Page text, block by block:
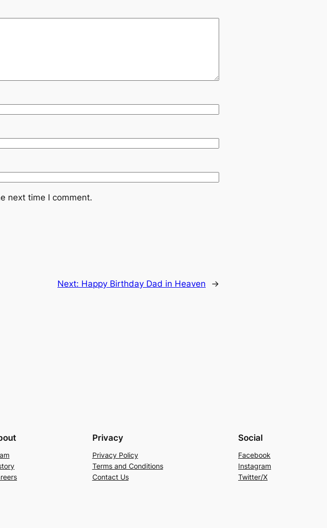
next time I comment.
Next: Happy Birthday Dad in Heaven →
Privacy
Privacy Policy
Terms and Conditions
Contact Us
Social
Facebook
Instagram
Twitter/X